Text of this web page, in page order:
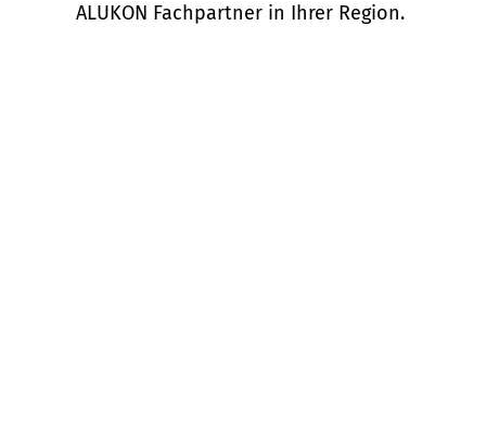
ALUKON Fachpartner in Ihrer Region.